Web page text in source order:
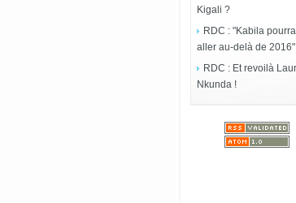
Kigali ?
RDC : "Kabila
aller au-delà de
RDC : Et revoilà
Nkunda !